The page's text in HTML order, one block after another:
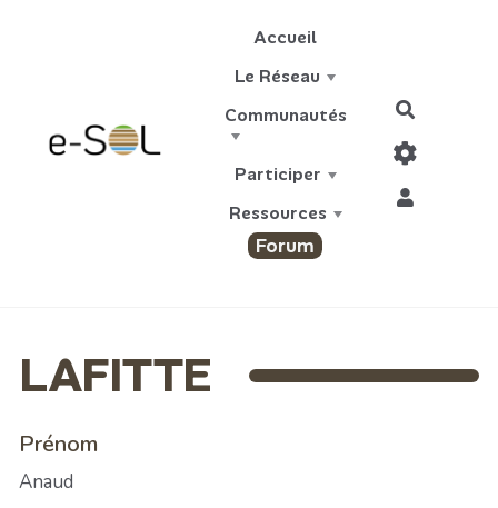
Accueil
Le Réseau
Communautés
Participer
Ressources
Forum
LAFITTE
Prénom
Anaud